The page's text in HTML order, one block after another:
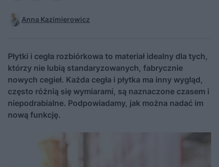
Anna Kazimierowicz
Płytki i cegła rozbiórkowa to materiał idealny dla tych,
którzy nie lubią standaryzowanych, fabrycznie
nowych cegieł. Każda cegła i płytka ma inny wygląd,
często różnią się wymiarami, są naznaczone czasem i
niepodrabialne. Podpowiadamy, jak można nadać im
nową funkcję.